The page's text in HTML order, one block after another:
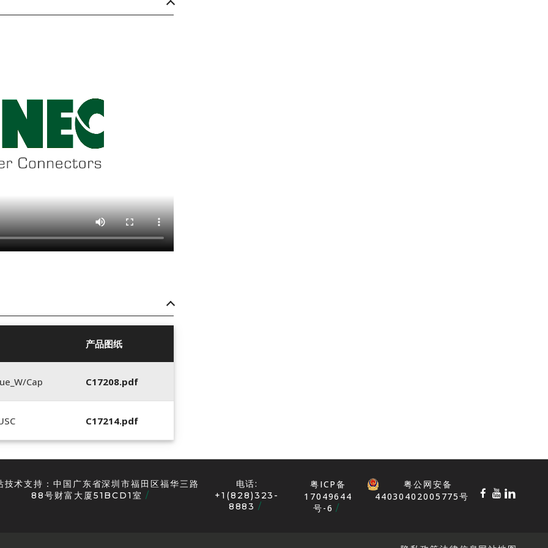
产品图纸
Cap C17208.pdf
C17214.pdf
技术支持：中国广东省深圳市福田区福华三路
88号财富大厦51BCD1室
电话:
+1(828)323-
8883
粤ICP备
17049644
号-6
粤公网安备
44030402005775号